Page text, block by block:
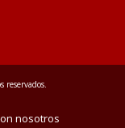
reservados.
nosotros